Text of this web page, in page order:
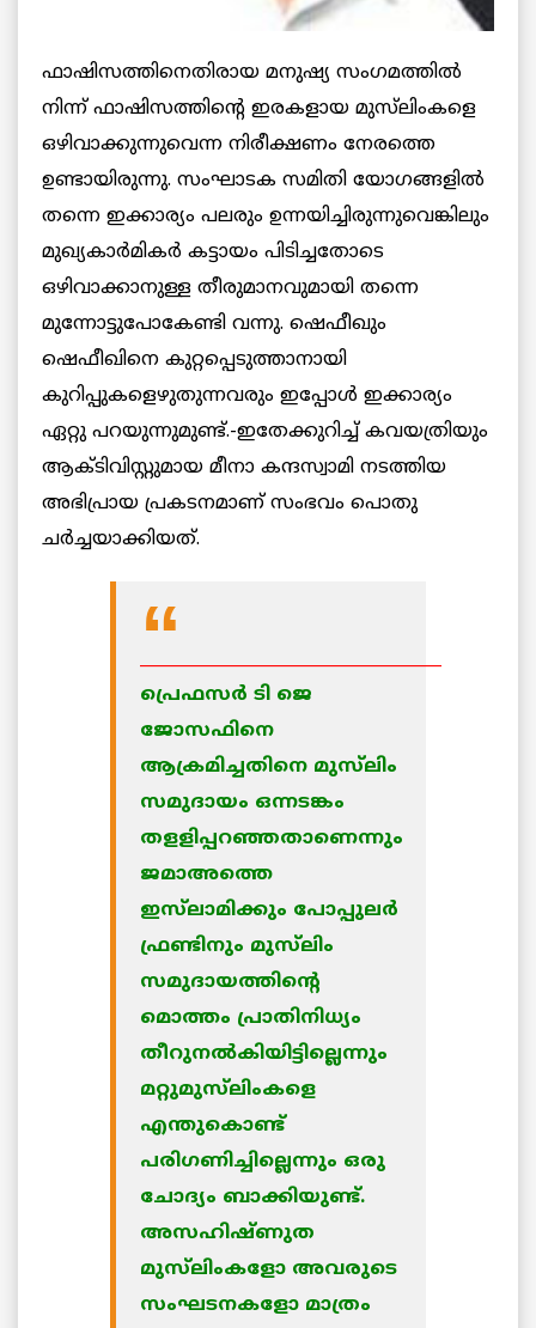
ഫാഷിസത്തിനെതിരായ മനുഷ്യ സംഗമത്തില്‍
നിന്ന് ഫാഷിസത്തിന്റെ ഇരകളായ മുസ്‌ലിംകളെ
ഒഴിവാക്കുന്നുവെന്ന നിരീക്ഷണം നേരത്തെ
ഉണ്ടായിരുന്നു. സംഘാടക സമിതി യോഗങ്ങളില്‍
തന്നെ ഇക്കാര്യം പലരും ഉന്നയിച്ചിരുന്നുവെങ്കിലും
മുഖ്യകാര്‍മികര്‍ കട്ടായം പിടിച്ചതോടെ
ഒഴിവാക്കാനുള്ള തീരുമാനവുമായി തന്നെ
മുന്നോട്ടുപോകേണ്ടി വന്നു. ഷെഫീഖും
ഷെഫീഖിനെ കുറ്റപ്പെടുത്താനായി
കുറിപ്പുകളെഴുതുന്നവരും ഇപ്പോള്‍ ഇക്കാര്യം
ഏറ്റു പറയുന്നുമുണ്ട്.-ഇതേക്കുറിച്ച് കവയത്രിയും
ആക്ടിവിസ്റ്റുമായ മീനാ കന്ദസ്വാമി നടത്തിയ
അഭിപ്രായ പ്രകടനമാണ് സംഭവം പൊതു
ചര്‍ച്ചയാക്കിയത്.
____________________________________
പ്രെഫസര്‍ ടി ജെ
ജോസഫിനെ
ആക്രമിച്ചതിനെ മുസ്‌ലിം
സമുദായം ഒന്നടങ്കം
തളളിപ്പറഞ്ഞതാണെന്നും
ജമാഅത്തെ
ഇസ്‌ലാമിക്കും പോപ്പുലര്‍
ഫ്രണ്ടിനും മുസ്‌ലിം
സമുദായത്തിന്റെ
മൊത്തം പ്രാതിനിധ്യം
തീറുനല്‍കിയിട്ടില്ലെന്നും
മറ്റുമുസ്‌ലിംകളെ
എന്തുകൊണ്ട്
പരിഗണിച്ചില്ലെന്നും ഒരു
ചോദ്യം ബാക്കിയുണ്ട്.
അസഹിഷ്ണുത
മുസ്‌ലിംകളോ അവരുടെ
സംഘടനകളോ മാത്രം